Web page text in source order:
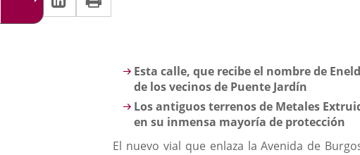
aplicación
a
aplicaciónDescripción
Esta calle, que recibe el nombre de
de los vecinos de Puente Jardín
Los antiguos terrenos de Metales
en su inmensa mayoría de protección
El nuevo vial que enlaza la Avenida de